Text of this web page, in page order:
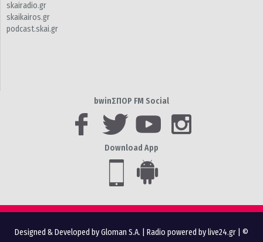
skairadio.gr
skaikairos.gr
podcast.skai.gr
bwinΣΠΟΡ FM Social
Download App
Designed & Developed by Gloman S.A. Radio powered by live24.gr | ©